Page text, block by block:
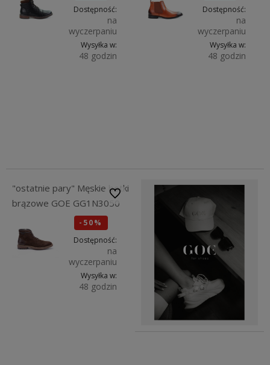
Okazja
Dostępność:
na
wyczerpaniu
Wysyłka w:
48 godzin
Okazja
Dostępność:
na
wyczerpaniu
Wysyłka w:
48 godzin
"ostatnie pary" Męskie botki
brązowe GOE GG1N3050
-50%
Okazja
Dostępność:
na
wyczerpaniu
Wysyłka w:
48 godzin
Do
Do ulubionych